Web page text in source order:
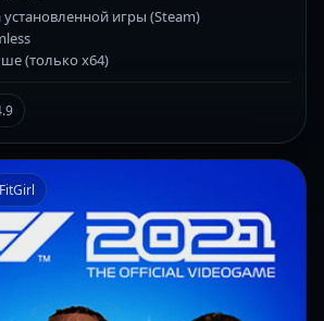
установленной игры (Steam)
(только x64)
FitGirl